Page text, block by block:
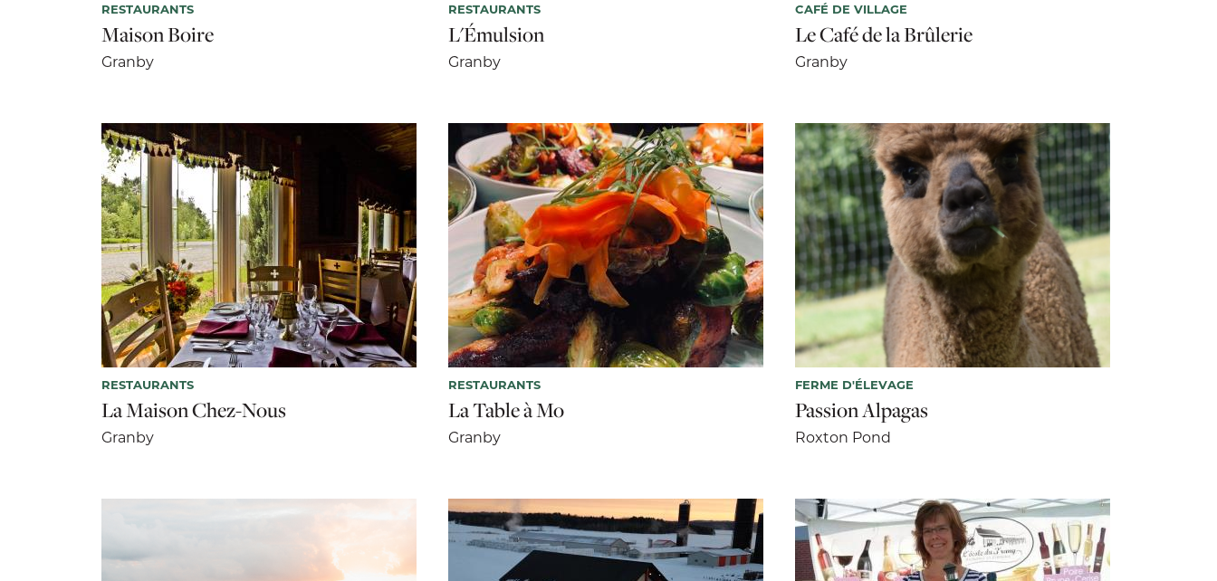
RESTAURANTS
Maison Boire
Granby
RESTAURANTS
L'Émulsion
Granby
CAFÉ DE VILLAGE
Le Café de la Brûlerie
Granby
RESTAURANTS
La Maison Chez-Nous
Granby
RESTAURANTS
La Table à Mo
Granby
FERME D'ÉLEVAGE
Passion Alpagas
Roxton Pond